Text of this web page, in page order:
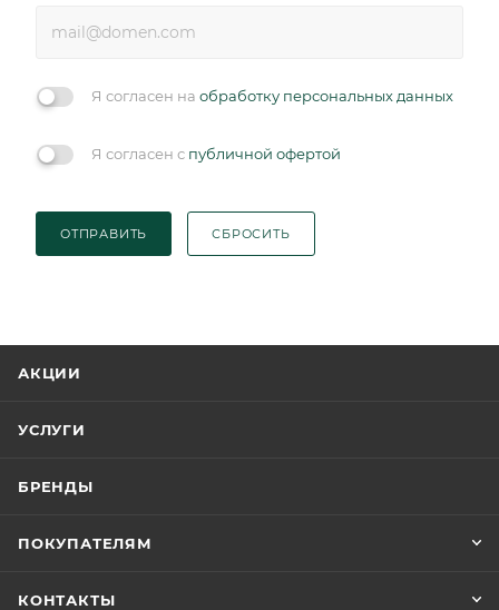
Я согласен на обработку персональных данных
Я согласен с публичной офертой
ОТПРАВИТЬ СБРОСИТЬ
АКЦИИ
УСЛУГИ
БРЕНДЫ
ПОКУПАТЕЛЯМ
КОНТАКТЫ